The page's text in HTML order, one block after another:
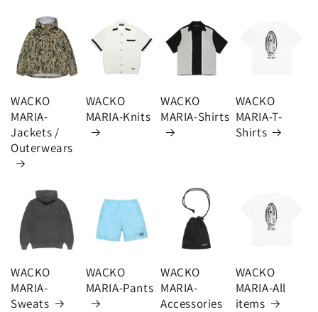
WACKO
MARIA-
Jackets /
Outerwears
WACKO
MARIA-Knits
WACKO
MARIA-Shirts
WACKO
MARIA-T-
Shirts
WACKO
MARIA-
Sweats
WACKO
MARIA-Pants
WACKO
MARIA-
Accessories
WACKO
MARIA-All
items